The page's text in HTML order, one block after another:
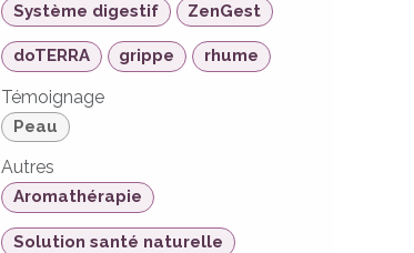
Système digestif ZenGest
doTERRA grippe rhume
Témoignage
Peau
Autres
Aromathérapie
Solution santé naturelle